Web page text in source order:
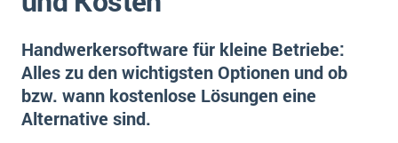
Vergleich
Auswahl
Einführung
E-commerce
Einzelhandel
Finanzen
Grosshandel
Handel
Die 4 Komponenten eines CRM-Systems
Über uns
DSGVO/GDPR
Impressum
Handwerkersoftware für kleine Betriebe:
Alles zu den wichtigsten Optionen und ob
bzw. wann kostenlose Lösungen eine
Alternative sind.